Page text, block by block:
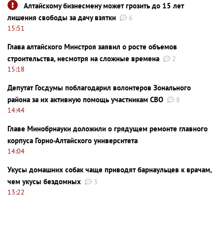
Алтайскому бизнесмену может грозить до 15 лет
лишения свободы за дачу взятки
6
15:51
Глава алтайского Минстроя заявил о росте объемов
строительства, несмотря на сложные времена
2
15:18
Депутат Госдумы поблагодарил волонтеров Зонального
района за их активную помощь участникам СВО
8
14:44
Главе Минобрнауки доложили о грядущем ремонте главного
корпуса Горно-Алтайского университета
14:04
Укусы домашних собак чаще приводят барнаульцев к врачам,
чем укусы бездомных
3
13:22